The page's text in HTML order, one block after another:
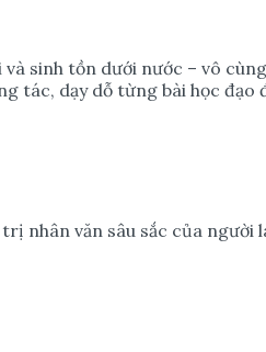
sinh tồn dưới nước – vô
tác, dạy dỗ từng bài học
nhân văn sâu sắc của